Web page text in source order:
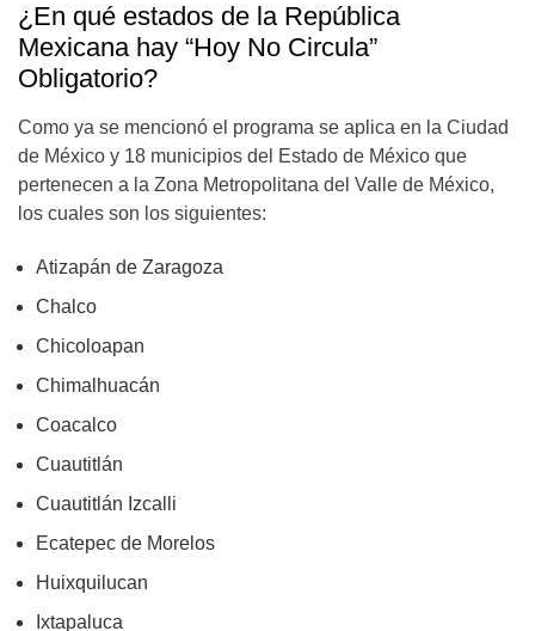
¿En qué estados de la República
Mexicana hay “Hoy No Circula”
Obligatorio?
Como ya se mencionó el programa se aplica en la Ciudad
de México y 18 municipios del Estado de México que
pertenecen a la Zona Metropolitana del Valle de México,
los cuales son los siguientes:
Atizapán de Zaragoza
Chalco
Chicoloapan
Chimalhuacán
Coacalco
Cuautitlán
Cuautitlán Izcalli
Ecatepec de Morelos
Huixquilucan
Ixtapaluca